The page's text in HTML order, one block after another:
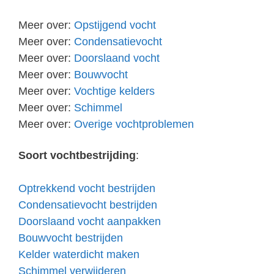
Meer over: Opstijgend vocht
Meer over: Condensatievocht
Meer over: Doorslaand vocht
Meer over: Bouwvocht
Meer over: Vochtige kelders
Meer over: Schimmel
Meer over: Overige vochtproblemen
Soort vochtbestrijding:
Optrekkend vocht bestrijden
Condensatievocht bestrijden
Doorslaand vocht aanpakken
Bouwvocht bestrijden
Kelder waterdicht maken
Schimmel verwijderen